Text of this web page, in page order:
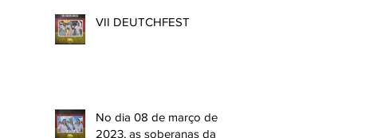
VII DEUTCHFEST
No dia 08 de março de
2023, as soberanas da